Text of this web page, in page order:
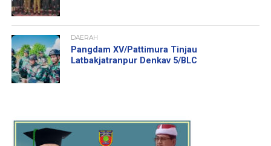
DAERAH
Pangdam XV/Pattimura Tinjau
Latbakjatranpur Denkav 5/BLC